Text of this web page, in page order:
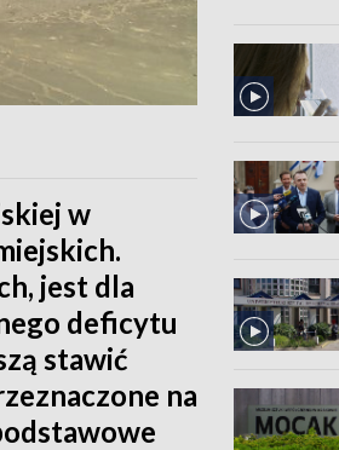
w
jest dla
deficytu
stawić
na